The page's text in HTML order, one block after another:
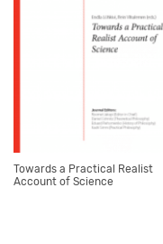
Towards a Practical Realist
Account of Science